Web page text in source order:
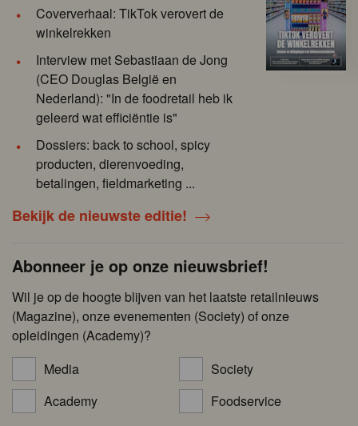
Coververhaal: TikTok verovert de
winkelrekken
Interview met Sebastiaan de Jong
(CEO Douglas België en
Nederland): "In de foodretail heb ik
geleerd wat efficiëntie is"
Dossiers: back to school, spicy
producten, dierenvoeding,
betalingen, fieldmarketing ...
Bekijk de nieuwste editie!
Abonneer je op onze nieuwsbrief!
Wil je op de hoogte blijven van het laatste retailnieuws
(Magazine), onze evenementen (Society) of onze
opleidingen (Academy)?
Media
Society
Academy
Foodservice